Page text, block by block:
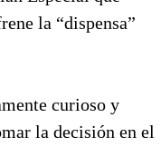
la “dispensa”
curioso y
la decisión en el